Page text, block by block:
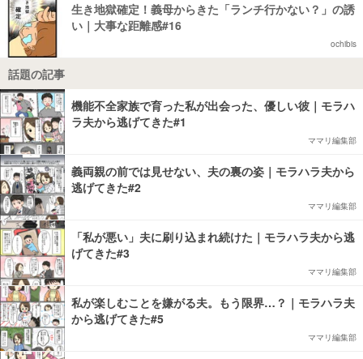
生き地獄確定！義母からきた「ランチ行かない？」の誘
い｜大事な距離感#16
ochibis
話題の記事
機能不全家族で育った私が出会った、優しい彼｜モラハ
ラ夫から逃げてきた#1
ママリ編集部
義両親の前では見せない、夫の裏の姿｜モラハラ夫から
逃げてきた#2
ママリ編集部
「私が悪い」夫に刷り込まれ続けた｜モラハラ夫から逃
げてきた#3
ママリ編集部
私が楽しむことを嫌がる夫。もう限界…？｜モラハラ夫
から逃げてきた#5
ママリ編集部